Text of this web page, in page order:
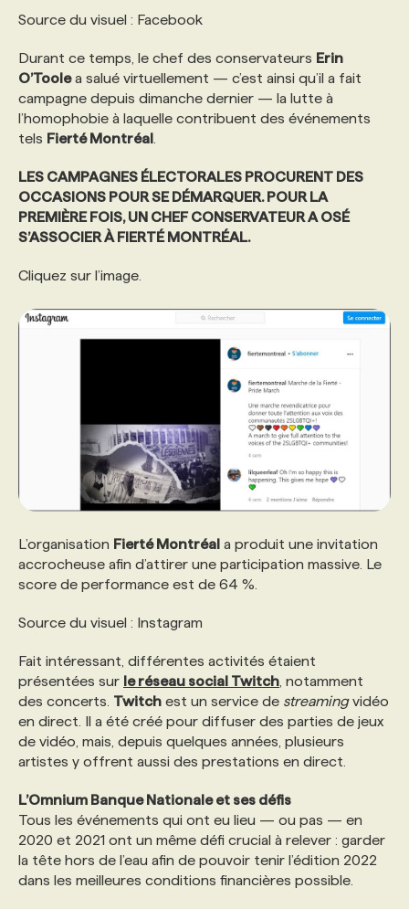
Source du visuel : Facebook
Durant ce temps, le chef des conservateurs Erin
O’Toolea salué virtuellement — c’est ainsi qu’il a fait
campagne depuis dimanche dernier — la lutte à
l’homophobie à laquelle contribuent des événements
tels Fierté Montréal
LES CAMPAGNES ÉLECTORALES PROCURENT DES
OCCASIONS POUR SE DÉMARQUER. POUR LA
PREMIÈRE FOIS, UN CHEF CONSERVATEUR A OSÉ
S’ASSOCIER À FIERTÉ MONTRÉAL.
Cliquez sur l’image.
L’organisation Fierté Montréal a produit une invitation
accrocheuse afin d’attirer une participation massive. Le
score de performance est de 64 %.
Source du visuel : Instagram
Fait intéressant, différentes activités étaient
présentées sur le réseau social Twitch , notamment
des concerts. Twitch est un service de streamingvidéo
en direct. Il a été créé pour diffuser des parties de jeux
de vidéo, mais, depuis quelques années, plusieurs
artistes y offrent aussi des prestations en direct.
L’Omnium Banque Nationale et ses défis
Tous les événements qui ont eu lieu — ou pas — en
2020 et 2021 ont un même défi crucial à relever : garder
la tête hors de l’eau afin de pouvoir tenir l’édition 2022
dans les meilleures conditions financières possible.